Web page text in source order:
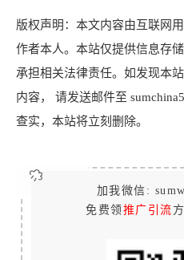
版权声明：本文内容由互联网
作者本人。本站仅提供信息存
承担相关法律责任。如发现本
内容， 请发送邮件至
查实，本站将立刻删除。
加我微信:
免费领 推广引流